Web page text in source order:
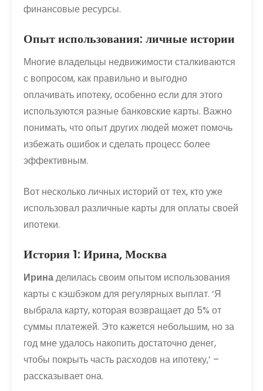
финансовые ресурсы.
Опыт использования: личные истории
Многие владельцы недвижимости сталкиваются
с вопросом, как правильно и выгодно
оплачивать ипотеку, особенно если для этого
используются разные банковские карты. Важно
понимать, что опыт других людей может помочь
избежать ошибок и сделать процесс более
эффективным.
Вот несколько личных историй от тех, кто уже
использовал различные карты для оплаты своей
ипотеки.
История 1: Ирина, Москва
Иринаделилась своим опытом использования
карты с кэшбэком для регулярных выплат. ‘Я
выбрала карту, которая возвращает до 5% от
суммы платежей. Это кажется небольшим, но за
год мне удалось накопить достаточно денег,
чтобы покрыть часть расходов на ипотеку,’ –
рассказывает она.